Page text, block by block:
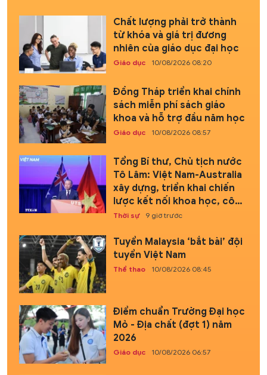
Chất lượng phải trở thành
từ khóa và giá trị đương
nhiên của giáo dục đại học
Giáo dục 10/08/2026 08:20
Đồng Tháp triển khai chính
sách miễn phí sách giáo
khoa và hỗ trợ đầu năm học
Giáo dục 10/08/2026 08:57
Tổng Bí thư, Chủ tịch nước
Tô Lâm: Việt Nam-Australia
xây dựng, triển khai chiến
lược kết nối khoa học, công
nghệ và đổi mới sáng tạo
Thời sự 9 giờ trước
Tuyển Malaysia ‘bắt bài’ đội
tuyển Việt Nam
Thể thao 10/08/2026 08:45
Điểm chuẩn Trường Đại học
Mỏ - Địa chất (đợt 1) năm
2026
Giáo dục 10/08/2026 06:57